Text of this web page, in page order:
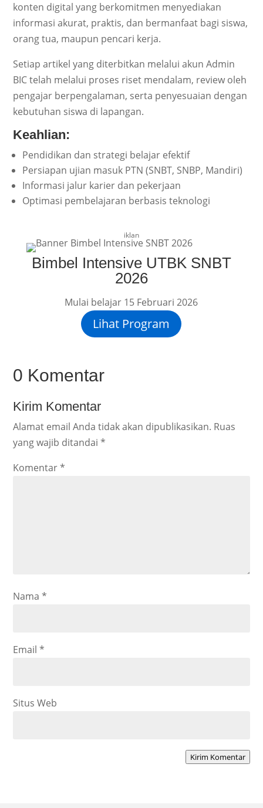
konten digital yang berkomitmen menyediakan
informasi akurat, praktis, dan bermanfaat bagi siswa,
orang tua, maupun pencari kerja.
Setiap artikel yang diterbitkan melalui akun Admin
BIC telah melalui proses riset mendalam, review oleh
pengajar berpengalaman, serta penyesuaian dengan
kebutuhan siswa di lapangan.
Keahlian:
Pendidikan dan strategi belajar efektif
Persiapan ujian masuk PTN (SNBT, SNBP, Mandiri)
Informasi jalur karier dan pekerjaan
Optimasi pembelajaran berbasis teknologi
iklan
Bimbel Intensive UTBK SNBT
2026
Mulai belajar 15 Februari 2026
Lihat Program
0 Komentar
Kirim Komentar
Alamat email Anda tidak akan dipublikasikan. Ruas
yang wajib ditandai*
Komentar*
Nama*
Email*
Situs Web
Kirim Komentar